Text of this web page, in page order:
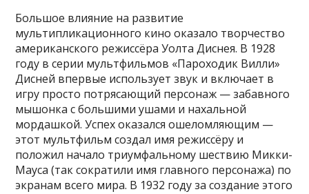
Большое влияние на развитие
мультипликационного кино оказало творчество
американского режиссёра Уолта Диснея. В 1928
году в серии мультфильмов «Пароходик Вилли»
Дисней впервые использует звук и включает в
игру просто потрясающий персонаж — забавного
мышонка с большими ушами и нахальной
мордашкой. Успех оказался ошеломляющим —
этот мультфильм создал имя режиссёру и
положил начало триумфальному шествию Микки-
Мауса (так сократили имя главного персонажа) по
экранам всего мира. В 1932 году за создание этого